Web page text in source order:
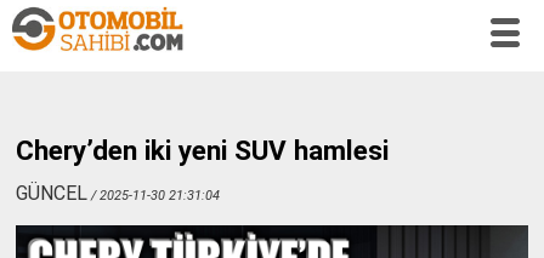
Chery’den iki yeni SUV hamlesi
GÜNCEL / 2025-11-30 21:31:04